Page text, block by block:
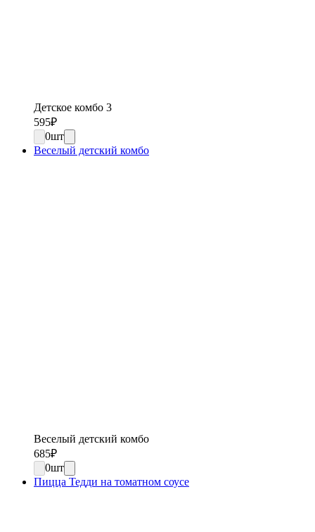
Детское комбо 3
595₽
0шт
Веселый детский комбо
Веселый детский комбо
685₽
0шт
Пицца Тедди на томатном соусе